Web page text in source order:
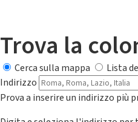
Trova la
Cerca sulla mappa
Lista
Indirizzo
Prova a inserire un indirizzo più